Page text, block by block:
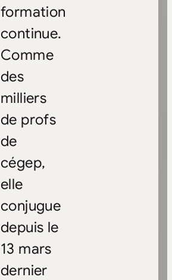
formation
continue.
Comme
des
milliers
de profs
de
cégep,
elle
conjugue
depuis le
13 mars
dernier